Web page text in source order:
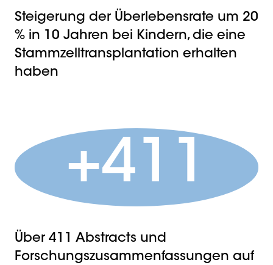
Steigerung der Überlebensrate um 20
% in 10 Jahren bei Kindern, die eine
Stammzelltransplantation erhalten
haben
+411
Über 411 Abstracts und
Forschungszusammenfassungen auf